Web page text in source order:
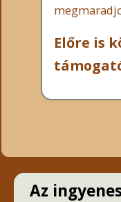
Előre is
Az